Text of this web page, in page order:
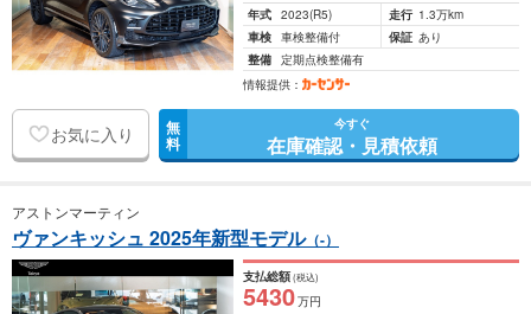
年式 2023(R5) 走行 1.3万km
車検 車検整備付 保証 あり
整備 定期点検整備有
情報提供：
お気に入り 無
料
今すぐ
在庫確認・見積依頼
アストンマーティン
ヴァンキッシュ 2025年新型モデル（-）
支払総額(税込)
5430万円